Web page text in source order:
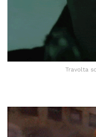
Travolta